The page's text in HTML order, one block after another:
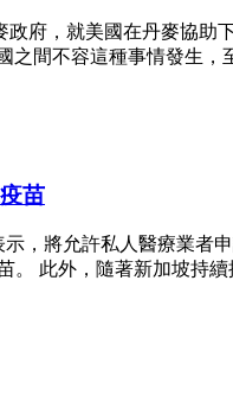
府，就美國在丹麥協助
之間不容這種事情發生，
苗
，將允許私人醫療業者
。 此外，隨著新加坡持續